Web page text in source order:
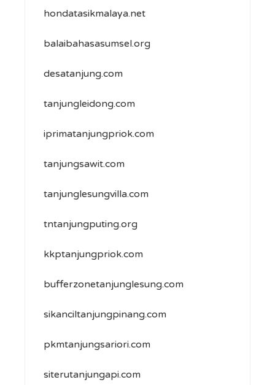
hondatasikmalaya.net
balaibahasasumsel.org
desatanjung.com
tanjungleidong.com
iprimatanjungpriok.com
tanjungsawit.com
tanjunglesungvilla.com
tntanjungputing.org
kkptanjungpriok.com
bufferzonetanjunglesung.com
sikanciltanjungpinang.com
pkmtanjungsariori.com
siterutanjungapi.com